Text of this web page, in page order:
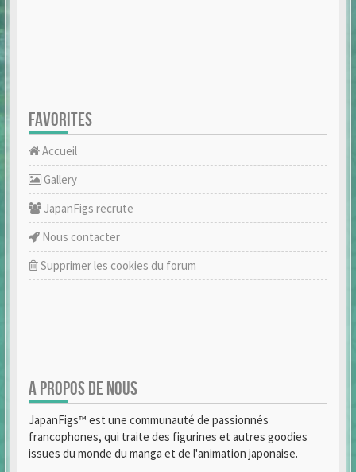
FAVORITES
Accueil
Gallery
JapanFigs recrute
Nous contacter
Supprimer les cookies du forum
A PROPOS DE NOUS
JapanFigs™ est une communauté de passionnés
francophones, qui traite des figurines et autres goodies
issues du monde du manga et de l'animation japonaise.